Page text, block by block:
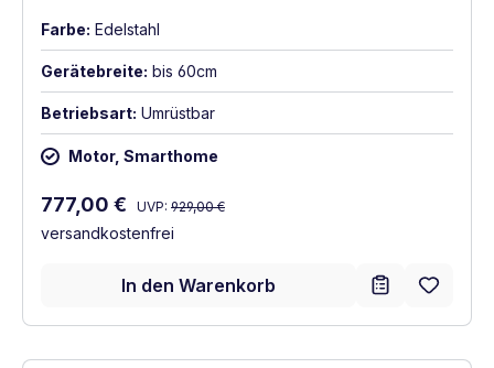
Farbe: Edelstahl
Gerätebreite: bis 60cm
Betriebsart: Umrüstbar
Motor, Smarthome
Verkaufspreis:
777,00 € Regulärer Preis:
UVP: 929,00 €
versandkostenfrei
In den Warenkorb